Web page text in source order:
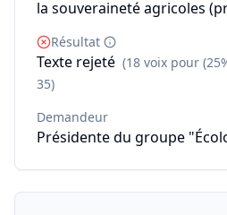
la souveraineté agricoles
Résultat
Texte rejeté (18 voix pour
35)
Demandeur
Présidente du groupe